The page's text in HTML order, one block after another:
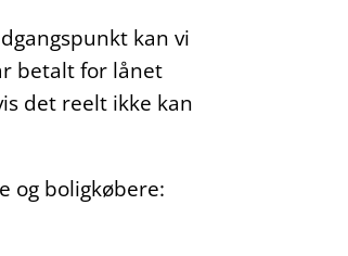
kan vi
betalt for lånet
det reelt ikke kan
og boligkøbere: